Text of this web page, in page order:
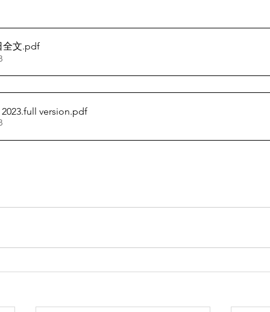
全文.pdf
version.pdf